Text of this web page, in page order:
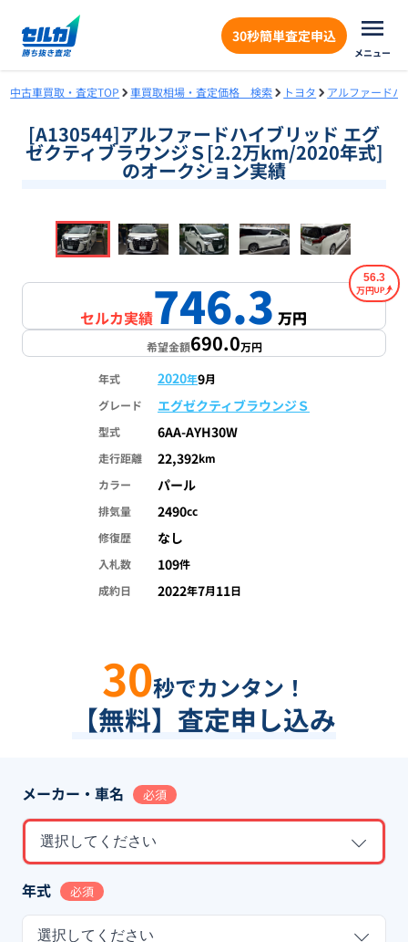
30秒簡単査定申込
メニュー
中古車買取・査定TOP 車買取相場・査定価格 検索 トヨタ アルファードハ
[A130544]アルファードハイブリッド エグ
ゼクティブラウンジＳ[2.2万km/2020年式]
のオークション実績
1/18
セルカ実績746.3万円
56.3
万円
希望金額690.0万円
年式 2020年9月
グレード
エグゼクティブラウンジＳ
型式 6AA-AYH30W
走行距離 22,392km
カラー
パール
排気量 2490cc
修復歴
なし
入札数 109件
成約日
2022年7月11日
30秒でカンタン！
【無料】査定申し込み
メーカー・車名 必須
選択してください
年式 必須
選択してください